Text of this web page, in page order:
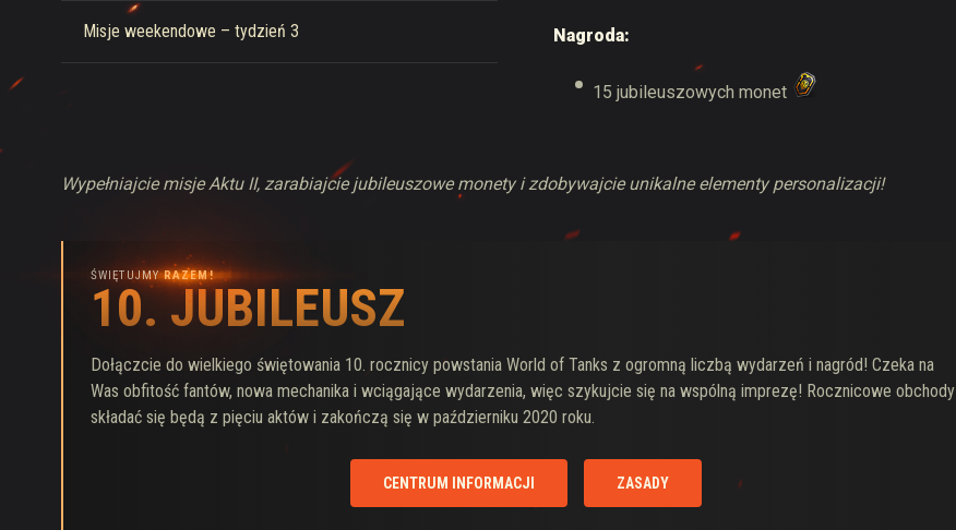
Misje weekendowe – tydzień 3 Nagroda:
15 jubileuszowych monet
Wypełniajcie misje Aktu II, zarabiajcie jubileuszowe monety i zdobywajcie unikalne elementy personalizacji!
ŚWIĘTUJMY RAZEM!
10. JUBILEUSZ
10. JUBILEUSZ
Dołączcie do wielkiego świętowania 10. rocznicy powstania World of Tanks z ogromną liczbą wydarzeń i nagród! Czeka na
Was obfitość fantów, nowa mechanika i wciągające wydarzenia, więc szykujcie się na wspólną imprezę! Rocznicowe obchody
składać się będą z pięciu aktów i zakończą się w październiku 2020 roku.
CENTRUM INFORMACJI ZASADY